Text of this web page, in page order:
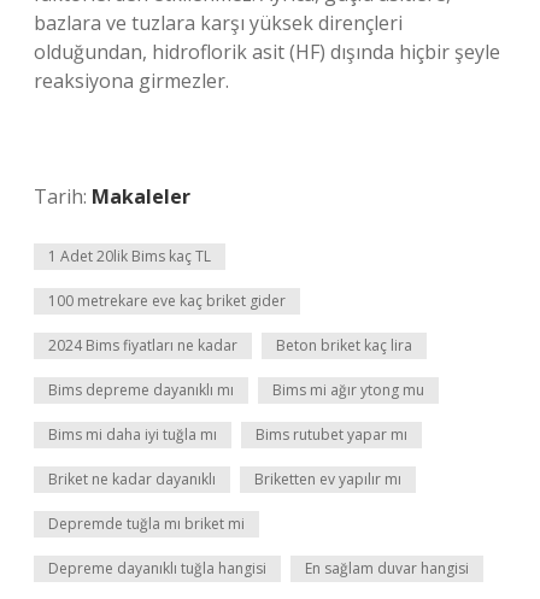
bazlara ve tuzlara karşı yüksek dirençleri
olduğundan, hidroflorik asit (HF) dışında hiçbir şeyle
reaksiyona girmezler.
Tarih: Makaleler
1 Adet 20lik Bims kaç TL
100 metrekare eve kaç briket gider
2024 Bims fiyatları ne kadar Beton briket kaç lira
Bims depreme dayanıklı mı Bims mi ağır ytong mu
Bims mi daha iyi tuğla mı Bims rutubet yapar mı
Briket ne kadar dayanıklı Briketten ev yapılır mı
Depremde tuğla mı briket mi
Depreme dayanıklı tuğla hangisi En sağlam duvar hangisi